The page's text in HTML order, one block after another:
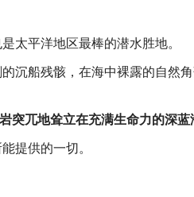
太平洋地区最棒的潜水胜地。
沉船残骸，在海中裸露的自然
兀地耸立在充满生命力的深蓝
提供的一切。